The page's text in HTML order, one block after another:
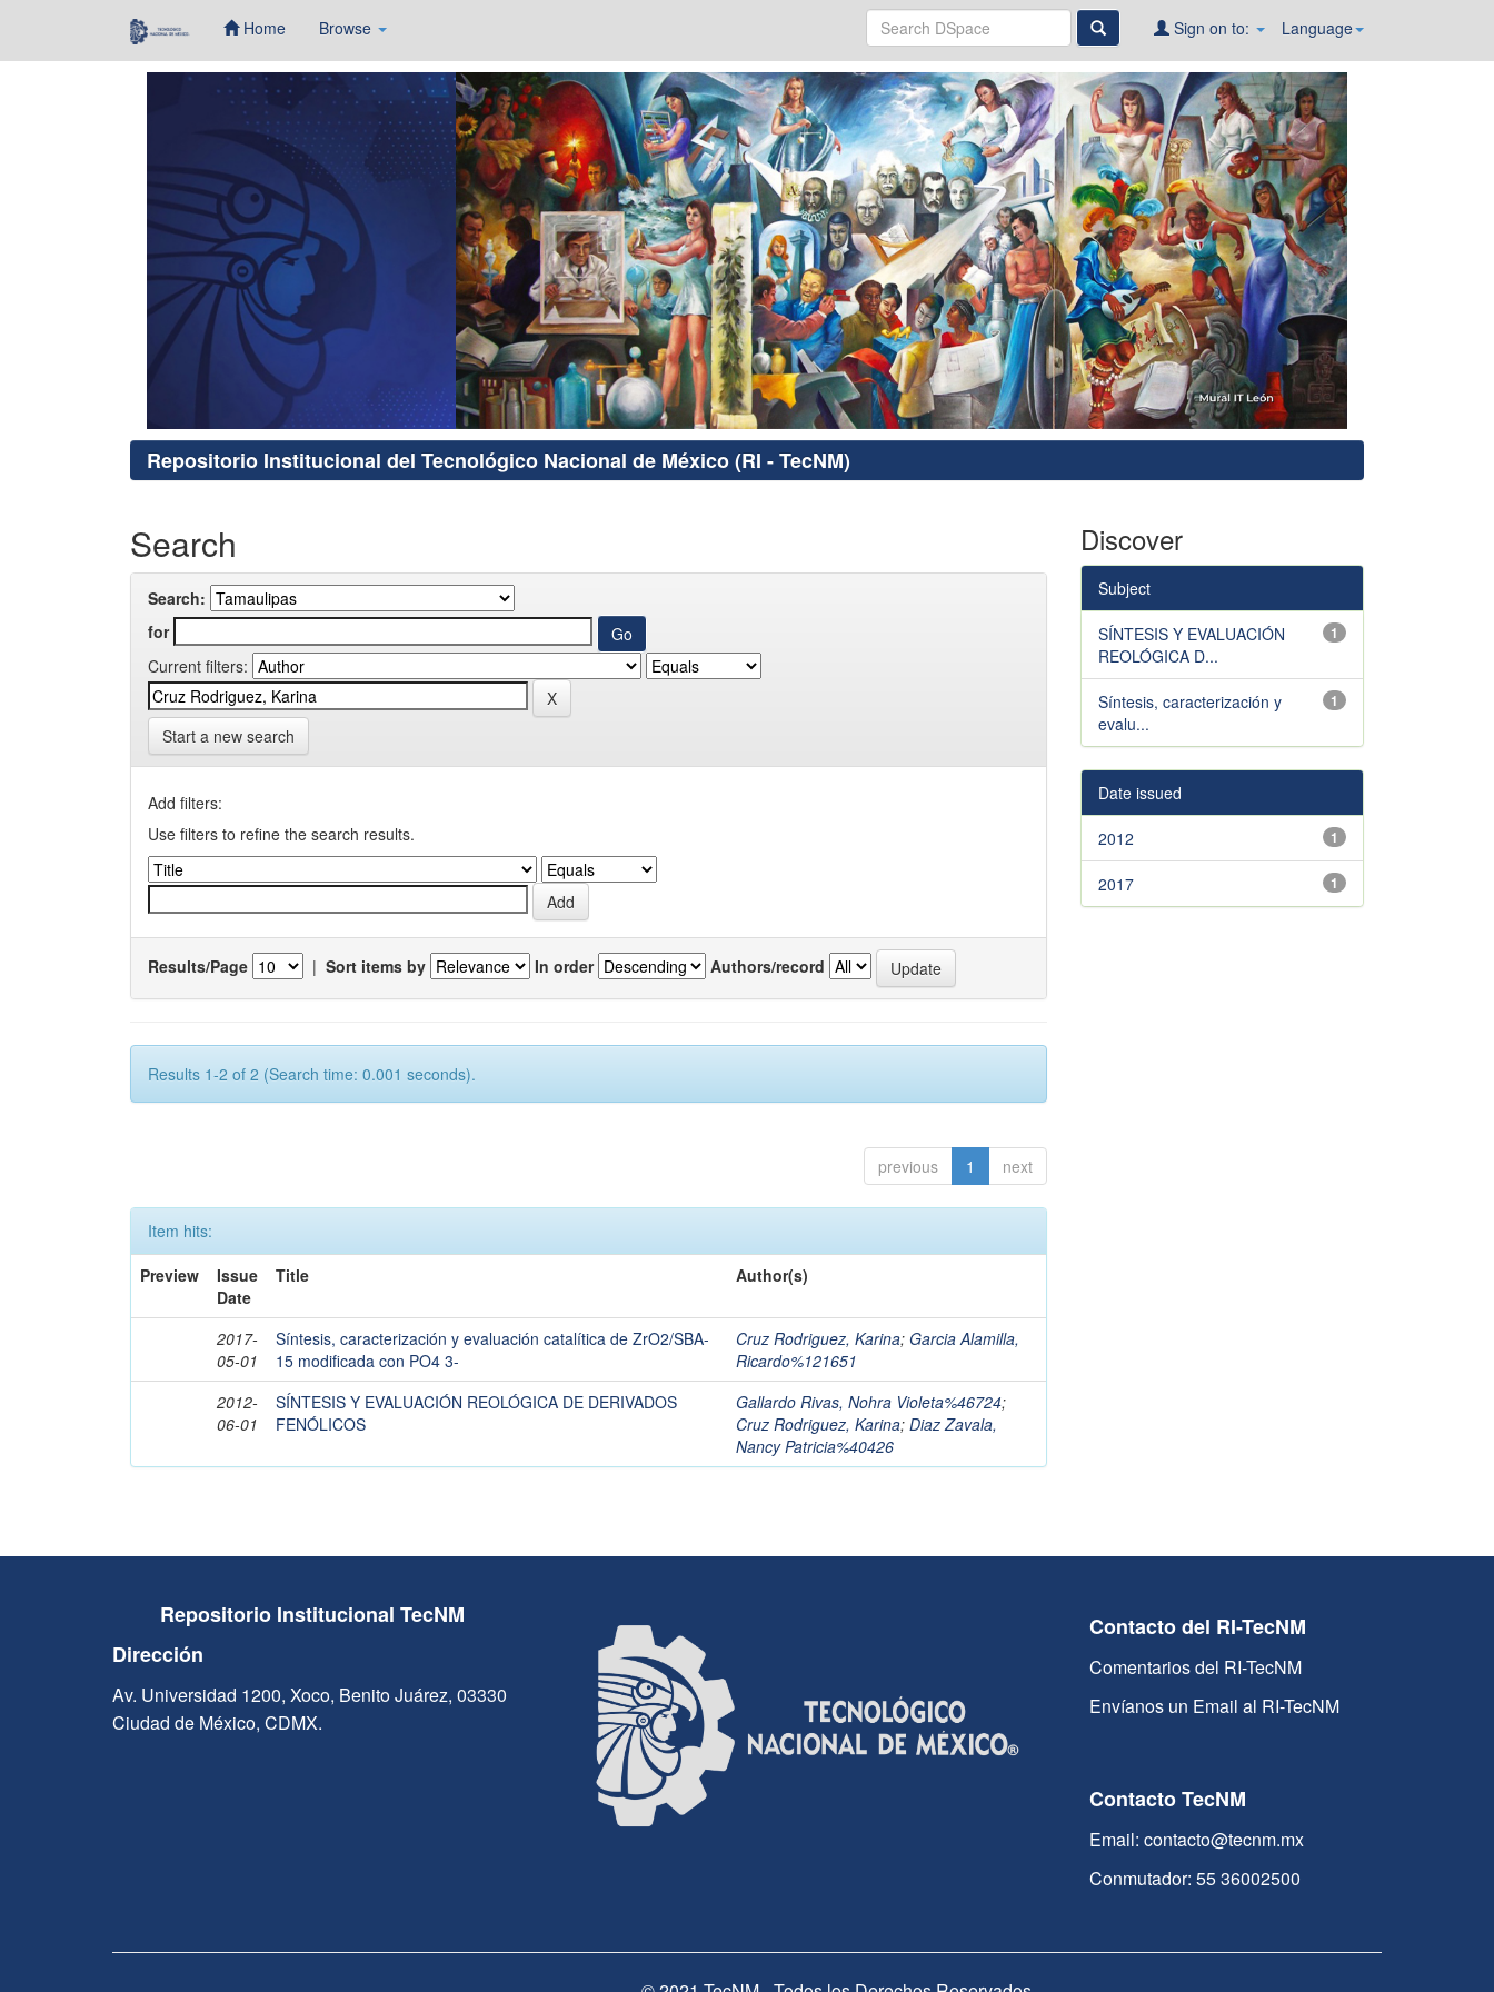
Home Browse Language
Sign on to:
Repositorio Institucional del Tecnológico Nacional de México (RI - TecNM)
Search
Search:
for
Current filters:
Start a new search
Add filters:
Use filters to refine the search results.
Results/Page | Sort items by In order Authors/record
Results 1-2 of 2 (Search time: 0.001 seconds).
previous 1 next
Item hits:
Preview
Issue
Date
Title Author(s)
2017-
05-01
Síntesis, caracterización y evaluación catalítica de ZrO2/SBA-
15 modificada con PO4 3-
Cruz Rodriguez, Karina; Garcia Alamilla,
Ricardo%121651
2012-
06-01
SÍNTESIS Y EVALUACIÓN REOLÓGICA DE DERIVADOS
FENÓLICOS
Gallardo Rivas, Nohra Violeta%46724;
Cruz Rodriguez, Karina; Diaz Zavala,
Nancy Patricia%40426
Discover
Subject
1
SÍNTESIS Y EVALUACIÓN
REOLÓGICA D...
1
Síntesis, caracterización y
evalu...
Date issued
1
2012
1
2017
Repositorio Institucional TecNM
Dirección
Av. Universidad 1200, Xoco, Benito Juárez, 03330
Ciudad de México, CDMX.
Contacto del RI-TecNM
Comentarios del RI-TecNM
Envíanos un Email al RI-TecNM
Contacto TecNM
Email: contacto@tecnm.mx
Conmutador: 55 36002500